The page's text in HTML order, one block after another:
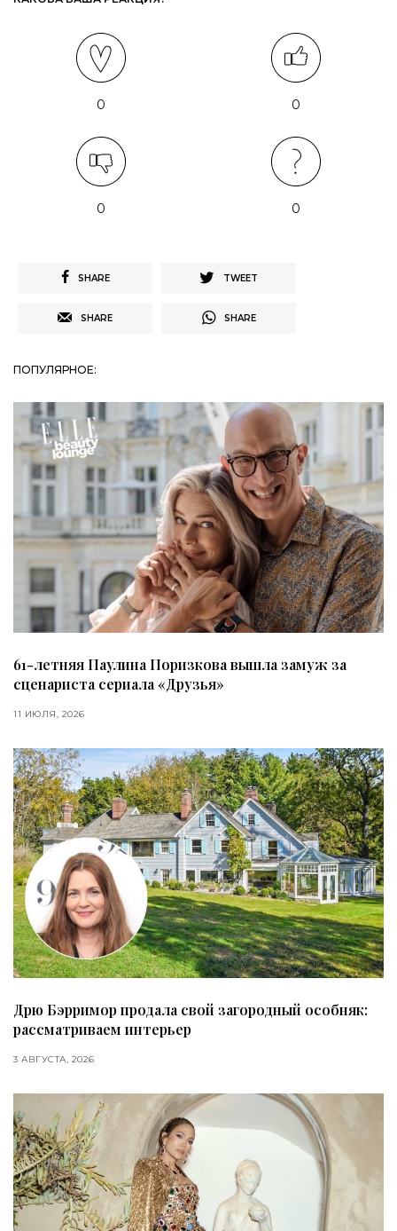
0 0
0 0
SHARE TWEET
SHARE SHARE
ПОПУЛЯРНОЕ:
61-летняя Паулина Поризкова вышла замуж за
сценариста сериала «Друзья»
11 ИЮЛЯ, 2026
Дрю Бэрримор продала свой загородный особняк:
рассматриваем интерьер
3 АВГУСТА, 2026